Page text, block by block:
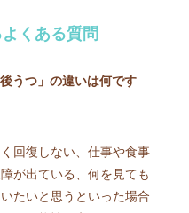
くある質問
うつ」の違いは何です
回復しない、仕事や食事
が出ている、何を見ても
たいと思うといった場合